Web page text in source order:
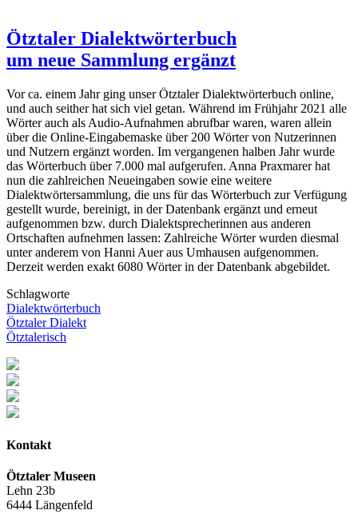
Ötztaler Dialektwörterbuch
um neue Sammlung ergänzt
Vor ca. einem Jahr ging unser Ötztaler Dialektwörterbuch online,
und auch seither hat sich viel getan. Während im Frühjahr 2021 alle
Wörter auch als Audio-Aufnahmen abrufbar waren, waren allein
über die Online-Eingabemaske über 200 Wörter von Nutzerinnen
und Nutzern ergänzt worden. Im vergangenen halben Jahr wurde
das Wörterbuch über 7.000 mal aufgerufen. Anna Praxmarer hat
nun die zahlreichen Neueingaben sowie eine weitere
Dialektwörtersammlung, die uns für das Wörterbuch zur Verfügung
gestellt wurde, bereinigt, in der Datenbank ergänzt und erneut
aufgenommen bzw. durch Dialektsprecherinnen aus anderen
Ortschaften aufnehmen lassen: Zahlreiche Wörter wurden diesmal
unter anderem von Hanni Auer aus Umhausen aufgenommen.
Derzeit werden exakt 6080 Wörter in der Datenbank abgebildet.
Schlagworte
Dialektwörterbuch
Ötztaler Dialekt
Ötztalerisch
Kontakt
Ötztaler Museen
Lehn 23b
6444 Längenfeld